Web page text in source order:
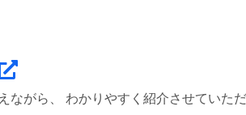
ながら、 わかりやすく紹介させていた